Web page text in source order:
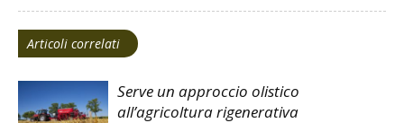
Articoli correlati
Serve un approccio olistico
all’agricoltura rigenerativa